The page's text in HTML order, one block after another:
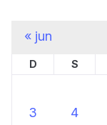
D S
3
4
« jun